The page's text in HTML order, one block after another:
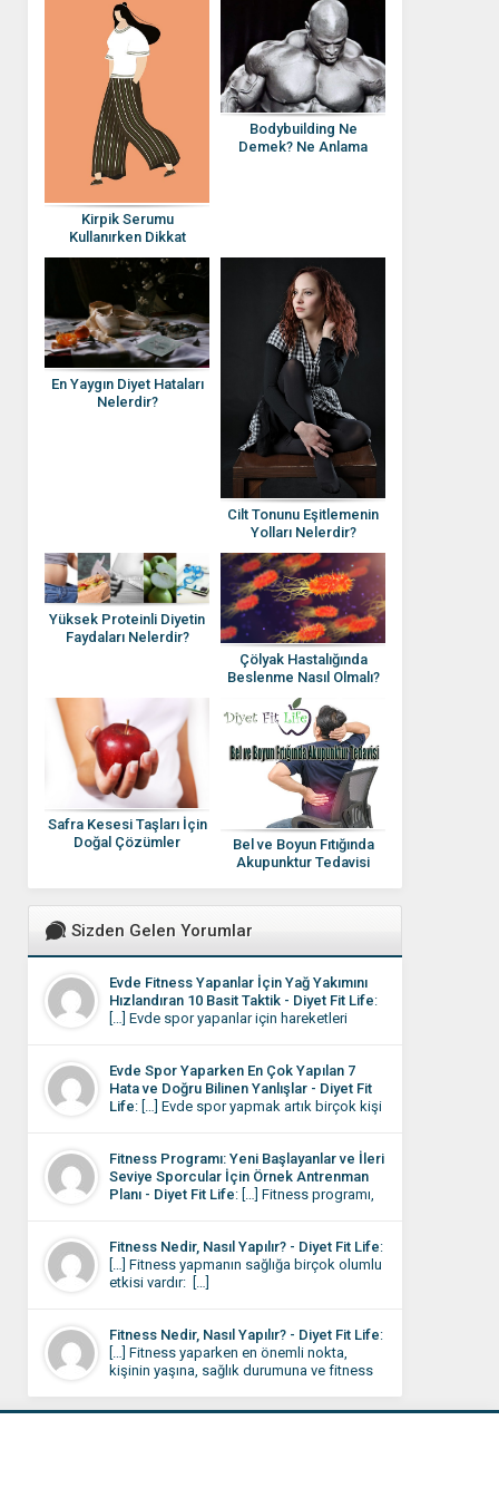
Kirpik Serumu
Kullanırken Dikkat
Edilecekler Nelerdir?
Bodybuilding Ne
Demek? Ne Anlama
En Yaygın Diyet Hataları
Nelerdir?
Cilt Tonunu Eşitlemenin
Yolları Nelerdir?
Yüksek Proteinli Diyetin
Faydaları Nelerdir?
Çölyak Hastalığında
Beslenme Nasıl Olmalı?
Safra Kesesi Taşları İçin
Doğal Çözümler
Bel ve Boyun Fıtığında
Akupunktur Tedavisi
Sizden Gelen Yorumlar
Evde Fitness Yapanlar İçin Yağ Yakımını
Hızlandıran 10 Basit Taktik - Diyet Fit Life:
[…] Evde spor yapanlar için hareketleri
düşüren en önemli etkendir. Aslında
burada sorun çoğu zaman eksik çalışmak
değil, bazı küçük detayların gözden
Evde Spor Yaparken En Çok Yapılan 7
Hata ve Doğru Bilinen Yanlışlar - Diyet Fit
Life: […] Evde spor yapmak artık birçok kişi
evinde daha rahat eden kişiler, çözümü
kendi programını oluşturmada buluyor.
Evde spor rutini oturduktan sonra bile
Fitness Programı: Yeni Başlayanlar ve İleri
Seviye Sporcular İçin Örnek Antrenman
Planı - Diyet Fit Life: […] Fitness programı,
Kas kütlesini artırmak, kilo vermek,
dayanıklılığı yükseltmek veya genel sağlığı
iyileştirmek için farklı egzersiz planları
sporcular için örnek antrenman planları yer
almaktadır. […]
Fitness Nedir, Nasıl Yapılır? - Diyet Fit Life:
[…] Fitness yapmanın sağlığa birçok olumlu
etkisi vardır: […]
Fitness Nedir, Nasıl Yapılır? - Diyet Fit Life:
[…] Fitness yaparken en önemli nokta,
kişinin yaşına, sağlık durumuna ve fitness